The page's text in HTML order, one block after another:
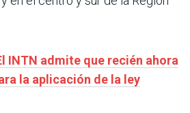
INTN admite que recién ahora
la aplicación de la ley